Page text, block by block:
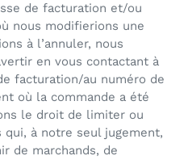
de facturation et/ou
nous modifierions une
à l’annuler, nous
en vous contactant à
facturation/au numéro de
où la commande a été
le droit de limiter ou
qui, à notre seul jugement,
de marchands, de